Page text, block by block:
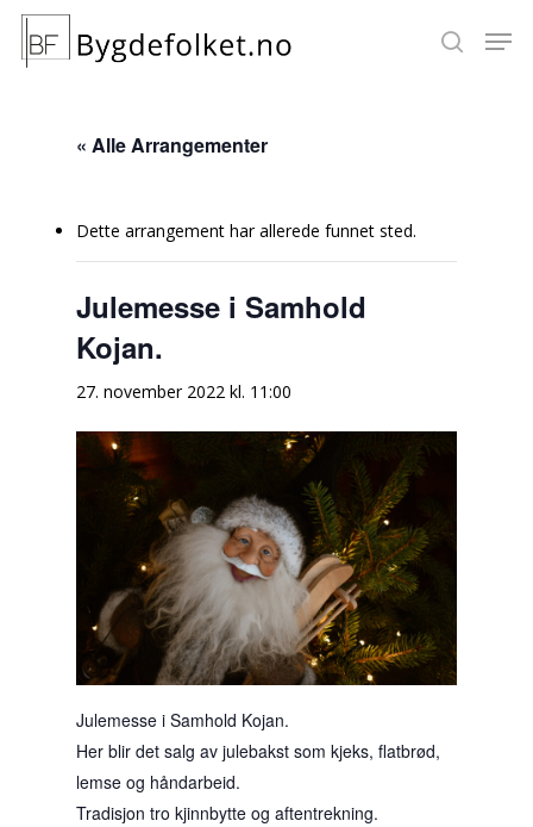
Hit enter to search or ESC to close
« Alle Arrangementer
Dette arrangement har allerede funnet sted.
Julemesse i Samhold
Kojan.
27. november 2022 kl. 11:00
Julemesse i Samhold Kojan.
Her blir det salg av julebakst som kjeks, flatbrød,
lemse og håndarbeid.
Tradisjon tro kjinnbytte og aftentrekning.